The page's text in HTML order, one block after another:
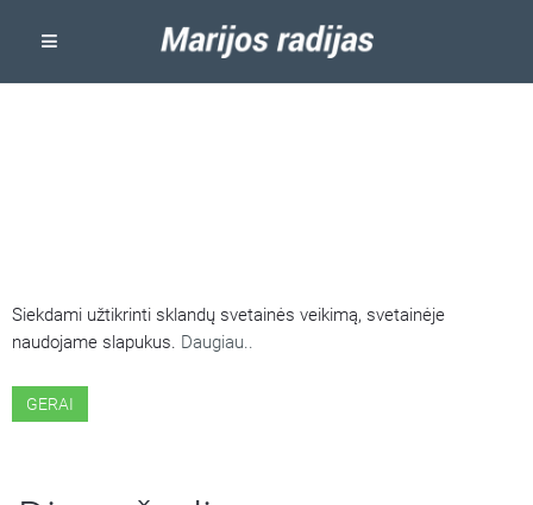
Siekdami užtikrinti sklandų svetainės veikimą, svetainėje
naudojame slapukus. Daugiau..
GERAI